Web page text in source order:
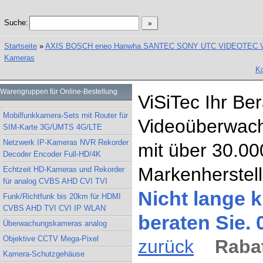
Suche:
Startseite » AXIS BOSCH eneo Hanwha SANTEC SONY UTC VIDEOTEC
Kameras
Warengruppen für Online-Bestellung
Mobilfunkkamera-Sets mit Router für
SIM-Karte 3G/UMTS 4G/LTE
Netzwerk IP-Kameras NVR Rekorder
Decoder Encoder Full-HD/4K
Echtzeit HD-Kameras und Rekorder
für analog CVBS AHD CVI TVI
Funk/Richtfunk bis 20km für HDMI
CVBS AHD TVI CVI IP WLAN
Überwachungskameras analog
Objektive CCTV Mega-Pixel
Kamera-Schutzgehäuse
ViSiTec Ihr
mit über
Nicht lange
beraten Sie.
zurück